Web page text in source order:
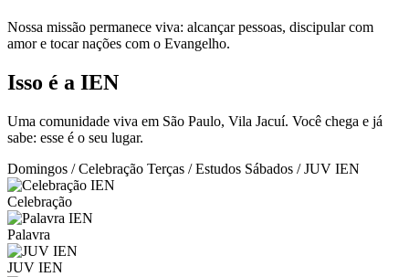
Nossa missão permanece viva: alcançar pessoas, discipular com
amor e tocar nações com o Evangelho.
Isso é a IEN
Uma comunidade viva em São Paulo, Vila Jacuí. Você chega e já
sabe: esse é o seu lugar.
Domingos / Celebração Terças / Estudos Sábados / JUV IEN
Celebração
Palavra
JUV IEN